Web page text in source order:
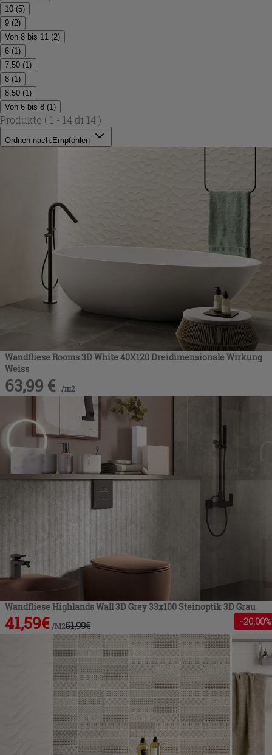
10 (5)
9 (2)
Von 8 bis 11 (2)
6 (1 )
7,50 (1 )
8 (1 )
8,50 (1 )
Von 6 bis 8 (1 )
Produkte ( 1 - 14 di 14 )
Ordnen nach: Empfohlen
Wandfliese Rooms 3D White 40X120 Dreidimensionale Wirkung
Weiss
63,99 € /m2
Wandfliese Highlands Wall 3D Grey 33x100 Steinoptik 3D Grau
41,59€ /M251,99€ -20,00%